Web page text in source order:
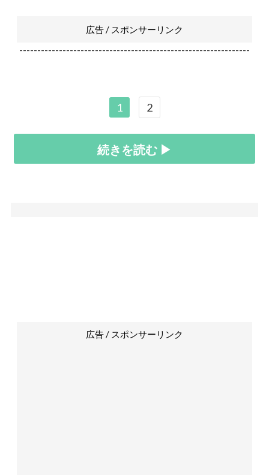
広告 / スポンサーリンク
----------------------------------------------------------------
1 2
続きを読む ▶
広告 / スポンサーリンク